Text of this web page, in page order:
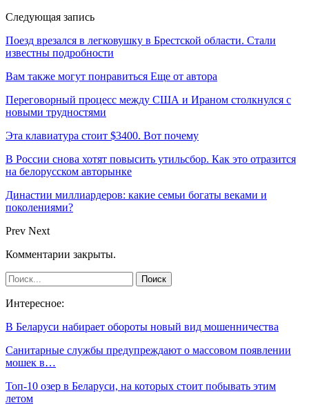
Следующая запись
Поезд врезался в легковушку в Брестской области. Стали
известны подробности
Вам также могут понравиться Еще от автора
Переговорный процесс между США и Ираном столкнулся с
новыми трудностями
Эта клавиатура стоит $3400. Вот почему
В России снова хотят повысить утильсбор. Как это отразится
на белорусском авторынке
Династии миллиардеров: какие семьи богаты веками и
поколениями?
Prev Next
Комментарии закрыты.
Интересное:
В Беларуси набирает обороты новый вид мошенничества
Санитарные службы предупреждают о массовом появлении
мошек в…
Топ-10 озер в Беларуси, на которых стоит побывать этим
летом